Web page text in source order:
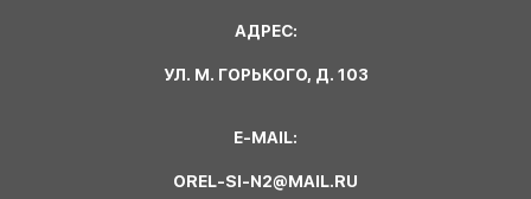
АДРЕС:
УЛ. М. ГОРЬКОГО, Д. 103
E-MAIL:
OREL-SI-N2@MAIL.RU